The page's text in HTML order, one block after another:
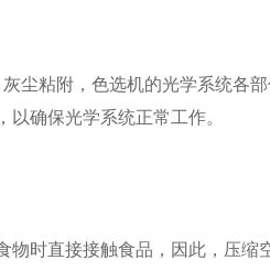
尘粘附，色选机的光学系统各
以确保光学系统正常工作。
物时直接接触食品，因此，压缩